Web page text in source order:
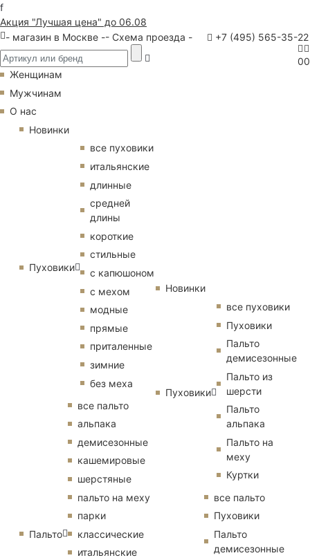
f
Акция "Лучшая цена" до 06.08
- магазин в Москве -- Схема проезда - +7 (495) 565-35-22
00
Женщинам
Мужчинам
О нас
Новинки
Пуховики
все пуховики
итальянские
длинные
средней
длины
короткие
стильные
с капюшоном
с мехом
модные
прямые
приталенные
зимние
без меха
Пальто
все пальто
альпака
демисезонные
кашемировые
шерстяные
пальто на меху
парки
классические
итальянские
Новинки
Пуховики
все пуховики
Пуховики
Пальто
демисезонные
Пальто из
шерсти
Пальто
альпака
Пальто на
меху
Куртки
все пальто
Пуховики
Пальто
демисезонные